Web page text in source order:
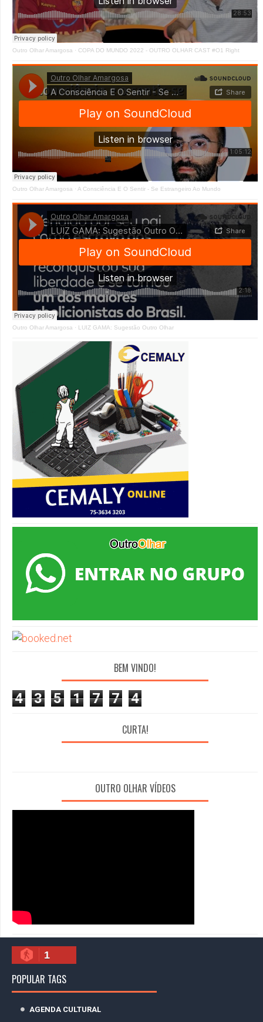
Outro Olhar Amargosa · COPA DO MUNDO 2022 - OUTRO OLHAR CAST #O1 Right
Outro Olhar Amargosa · A Consciência E O Sentir - Se Estrangeiro Ao Mundo
Outro Olhar Amargosa · LUIZ GAMA: Sugestão Outro Olhar
BEM VINDO!
4 3 5 1 7 7 4
CURTA!
OUTRO OLHAR VÍDEOS
1
POPULAR TAGS
AGENDA CULTURAL